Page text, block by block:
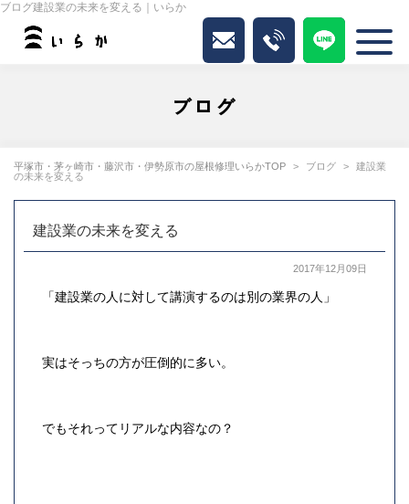
ブログ建設業の未来を変える｜いらか
ブログ
平塚市・茅ヶ崎市・藤沢市・伊勢原市の屋根修理いらかTOP ブログ
建設業
の未来を変える
建設業の未来を変える
2017年12月09日
「建設業の人に対して講演するのは別の業界の人」
実はそっちの方が圧倒的に多い。
でもそれってリアルな内容なの？